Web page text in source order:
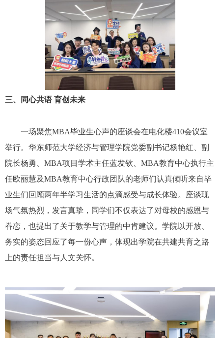
三、同心共语 育创未来
一场聚焦MBA毕业生心声的座谈会在电化楼410会议室
举行。华东师范大学经济与管理学院党委副书记杨艳红、副
院长杨勇、 MBA项目学术主任蓝发钦、 MBA教育中心执行主
任欧丽慧及MBA教育中心行政团队的老师们认真倾听来自毕
业生们回顾两年半学习生活的点滴感受与成长体验。座谈现
场气氛热烈，发言真挚，同学们不仅表达了对母校的感恩与
眷恋，也提出了关于教学与管理的中肯建议。学院以开放、
务实的姿态回应了每一份心声，体现出学院在共建共育之路
上的责任担当与人文关怀。